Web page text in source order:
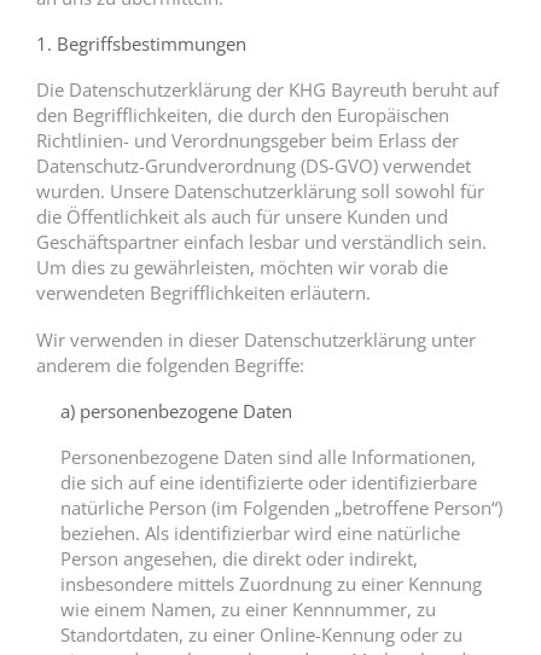
1. Begriffsbestimmungen
Die Datenschutzerklärung der KHG Bayreuth beruht auf
den Begrifflichkeiten, die durch den Europäischen
Richtlinien- und Verordnungsgeber beim Erlass der
Datenschutz-Grundverordnung (DS-GVO) verwendet
wurden. Unsere Datenschutzerklärung soll sowohl für
die Öffentlichkeit als auch für unsere Kunden und
Geschäftspartner einfach lesbar und verständlich sein.
Um dies zu gewährleisten, möchten wir vorab die
verwendeten Begrifflichkeiten erläutern.
Wir verwenden in dieser Datenschutzerklärung unter
anderem die folgenden Begriffe:
a) personenbezogene Daten
Personenbezogene Daten sind alle Informationen,
die sich auf eine identifizierte oder identifizierbare
natürliche Person (im Folgenden „betroffene Person“)
beziehen. Als identifizierbar wird eine natürliche
Person angesehen, die direkt oder indirekt,
insbesondere mittels Zuordnung zu einer Kennung
wie einem Namen, zu einer Kennnummer, zu
Standortdaten, zu einer Online-Kennung oder zu